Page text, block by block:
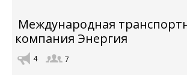
Международная
компания Энергия
4 7